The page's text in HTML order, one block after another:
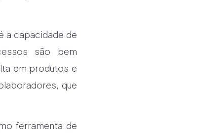
a capacidade de
são bem
em produtos e
que
ferramenta de